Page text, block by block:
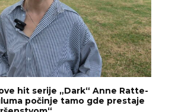
hit serije „Dark“ Anne Ratte-
počinje tamo gde prestaje